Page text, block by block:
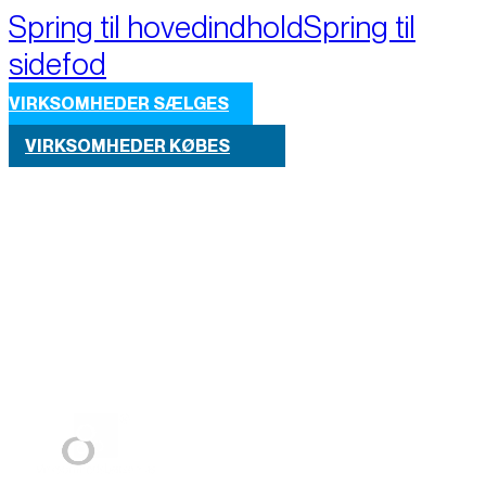
Spring til hovedindholdSpring til
sidefod
VIRKSOMHEDER SÆLGES
VIRKSOMHEDER KØBES